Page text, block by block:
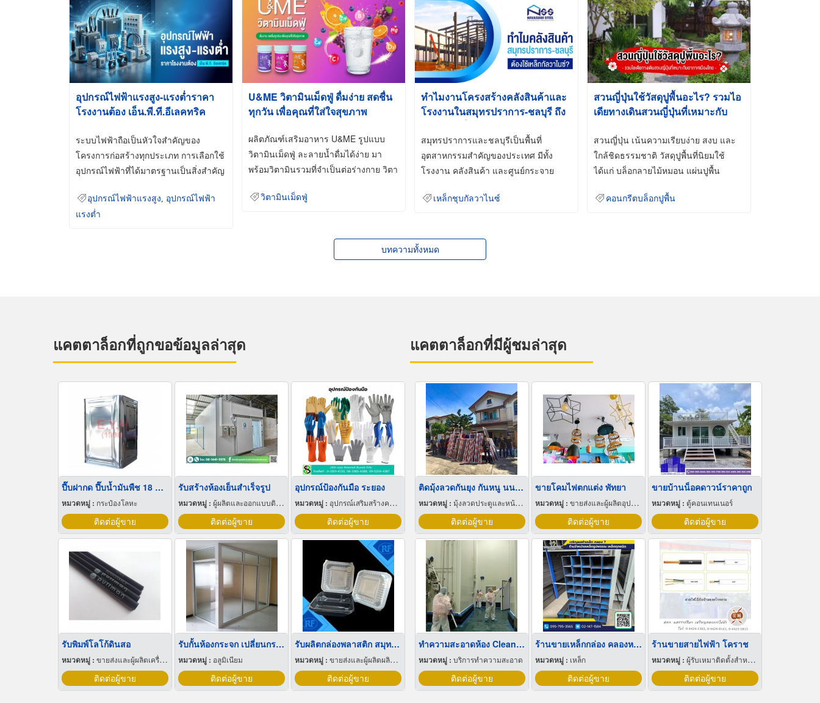
อุปกรณ์ไฟฟ้าแรงสูง-แรงต่ำราคา
โรงงานต้อง เอ็น.พี.ที.อีเลคทริค
ระบบไฟฟ้าถือเป็นหัวใจสำคัญของ
โครงการก่อสร้างทุกประเภท การเลือกใช้
อุปกรณ์ไฟฟ้าที่ได้มาตรฐานเป็นสิ่งสำคัญ
อุปกรณ์ไฟฟ้าแรงสูง
อุปกรณ์ไฟฟ้า
แรงต่ำ
U&ME วิตามินเม็ดฟู่ ดื่มง่าย สดชื่น
ทุกวัน เพื่อคุณที่ใส่ใจสุขภาพ
ผลิตภัณฑ์เสริมอาหาร U&ME รูปแบบ
วิตามินเม็ดฟู่ ละลายน้ำดื่มได้ง่าย มา
พร้อมวิตามินรวมที่จำเป็นต่อร่างกาย วิตา
วิตามินเม็ดฟู่
ทำไมงานโครงสร้างคลังสินค้าและ
โรงงานในสมุทรปราการ-ชลบุรี ถึง
Galvanized)
สมุทรปราการและชลบุรีเป็นพื้นที่
อุตสาหกรรมสำคัญของประเทศ มีทั้ง
โรงงาน คลังสินค้า และศูนย์กระจาย
เหล็กชุบกัลวาไนซ์
สวนญี่ปุ่นใช้วัสดุปูพื้นอะไร? รวมไอ
เดียทางเดินสวนญี่ปุ่นที่เหมาะกับ
สวนญี่ปุ่น เน้นความเรียบง่าย สงบ และ
ใกล้ชิดธรรมชาติ วัสดุปูพื้นที่นิยมใช้
ได้แก่ บล็อกลายไม้หมอน แผ่นปูพื้น
คอนกรีตบล็อกปูพื้น
บทความทั้งหมด
แคตตาล็อกที่ถูกขอข้อมูลล่าสุด
ปี๊บฝากด ปี๊บน้ำมันพืช 18 ลิตร
หมวดหมู่ : กระป๋องโลหะ
ติดต่อผู้ขาย
รับสร้างห้องเย็นสำเร็จรูป
หมวดหมู่ : ผู้ผลิตและออกแบบติดตั้งห้องเย็น
ติดต่อผู้ขาย
อุปกรณ์ป้องกันมือ ระยอง
หมวดหมู่ : อุปกรณ์เสริมสร้างความปลอดภัย
ติดต่อผู้ขาย
รับพิมพ์โลโก้ดินสอ
หมวดหมู่ : ขายส่งและผู้ผลิตเครื่องเขียน
ติดต่อผู้ขาย
รับกั้นห้องกระจก เปลี่ยนกระจกแตก กรุงเทพ
หมวดหมู่ : อลูมิเนียม
ติดต่อผู้ขาย
รับผลิตกล่องพลาสติก สมุทรสาคร
หมวดหมู่ :ขายส่งและผู้ผลิตผลิตภัณฑ์พิเศษพลาสติก
ติดต่อผู้ขาย
แคตตาล็อกที่มีผู้ชมล่าสุด
ติดมุ้งลวดกันยุง กันหนู นนทบุรี
หมวดหมู่ : มุ้งลวดประตูและหน้าต่าง
ติดต่อผู้ขาย
ขายโคมไฟตกแต่ง พัทยา
หมวดหมู่ : ขายส่งและผู้ผลิตอุปกรณ์เครื่องใช้ไฟฟ้า
ติดต่อผู้ขาย
ขายบ้านน็อคดาวน์ราคาถูก
หมวดหมู่ : ตู้คอนเทนเนอร์
ติดต่อผู้ขาย
ทำความสะอาดห้อง Clean room โคราช
หมวดหมู่ : บริการทำความสะอาด
ติดต่อผู้ขาย
ร้านขายเหล็กกล่อง คลองหลวง
หมวดหมู่ : เหล็ก
ติดต่อผู้ขาย
ร้านขายสายไฟฟ้า โคราช
หมวดหมู่ :ผู้รับเหมาติดตั้งสำหรับบ้านและโรงงานไฟฟ้า
ติดต่อผู้ขาย